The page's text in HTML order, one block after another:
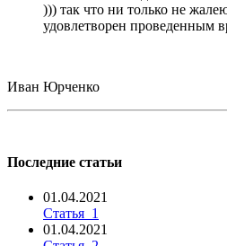
))) так что ни только не
удовлетворен проведенным
Иван Юрченко
Последние статьи
01.04.2021
Статья_1
01.04.2021